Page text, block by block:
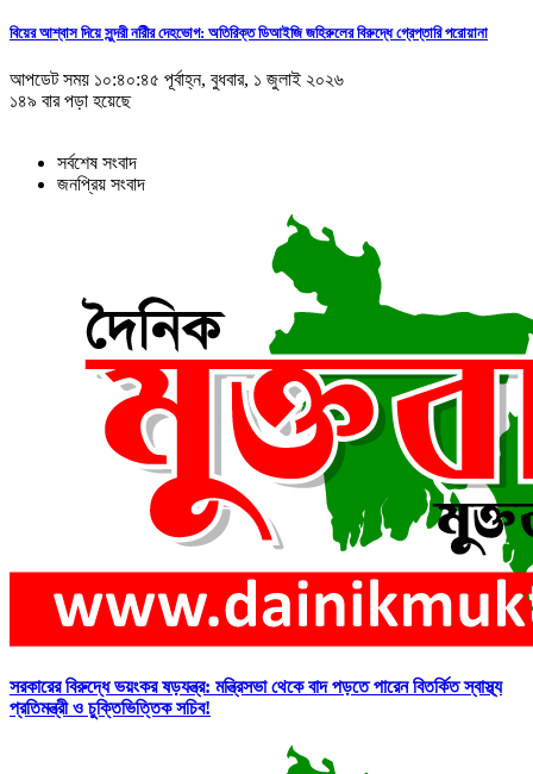
বিয়ের আশ্বাস দিয়ে সুন্দরী নরিীর দেহভোগ: অতিরিক্ত ডিআইজি জহিরুলের বিরুদ্ধে গ্রেপ্তারি পরোয়ানা
আপডেট সময় ১০:৪০:৪৫ পূর্বাহ্ন, বুধবার, ১ জুলাই ২০২৬
১৪৯ বার পড়া হয়েছে
সর্বশেষ সংবাদ
জনপ্রিয় সংবাদ
সরকারের বিরুদ্ধে ভয়ংকর ষড়যন্ত্র: মন্ত্রিসভা থেকে বাদ পড়তে পারেন বিতর্কিত স্বাস্থ্য
প্রতিমন্ত্রী ও চুক্তিভিত্তিক সচিব!